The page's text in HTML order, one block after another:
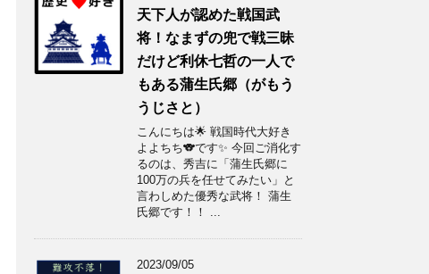
天下人が認めた戦国武
将！なまずの兜で戦三昧
だけど利休七哲の一人で
もある蒲生氏郷（がもう
うじさと）
こんにちは🌟 戦国時代大好き
よよちち🐨です✨ 今回ご消化す
るのは、秀吉に「蒲生氏郷に
100万の兵を任せてみたい」と
言わしめた優秀な武将！ 蒲生
氏郷です！！ ...
2023/09/05